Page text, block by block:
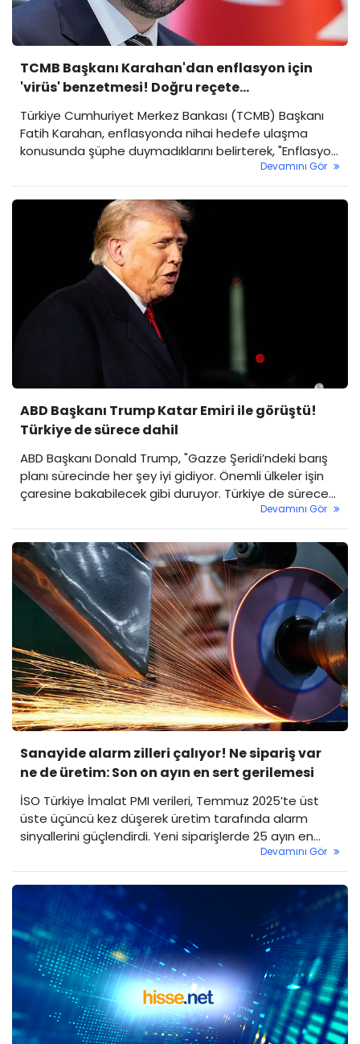
TCMB Başkanı Karahan'dan enflasyon için
'virüs' benzetmesi! Doğru reçete
uyguladığımız için sonuç alacağımızı
düşünüyoruz
Türkiye Cumhuriyet Merkez Bankası (TCMB) Başkanı
Fatih Karahan, enflasyonda nihai hedefe ulaşma
konusunda şüphe duymadıklarını belirterek, "Enflasyon
aslında bir virüs gibidir. Vücutta uzun süre kalınca onu
def etmek zorlaşır. Biraz daha uzun süre alabilir ama
biz doğru bir reçete uyguluyoruz. Bugüne kadar da
epey olumlu sonuçları aldık. Sadece reçetenin etki
etme zamanı bünyeden bünyeye değişebiliyor." dedi.
Devamını Gör
ABD Başkanı Trump Katar Emiri ile görüştü!
Türkiye de sürece dahil
ABD Başkanı Donald Trump, "Gazze Şeridi’ndeki barış
planı sürecinde her şey iyi gidiyor. Önemli ülkeler işin
çaresine bakabilecek gibi duruyor. Türkiye de sürece
Devamını Gör
Sanayide alarm zilleri çalıyor! Ne sipariş var
ne de üretim: Son on ayın en sert gerilemesi
İSO Türkiye İmalat PMI verileri, Temmuz 2025’te üst
üste üçüncü kez düşerek üretim tarafında alarm
sinyallerini güçlendirdi. Yeni siparişlerde 25 ayın en
sert gerilemesi kaydedilirken, üretimde ve ihracatta
da daralma sürdü. Sanayide istihdam kaybı artarken,
firmalar maliyet baskısıyla mücadele etmeye
çalışıyor. Öte yandan, sanayide yaşanan sert düşüş
hisselere de yansıdı. İşte detaylar...
Devamını Gör